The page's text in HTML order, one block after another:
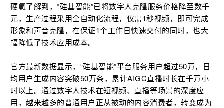
硬氪了解到，“硅基智能”已将数字人克隆服务价格降至数千
元，生产过程采用全自动化流程，仅需1秒视频，即可完成
形象和声音克隆，在保证1个工作日快速交付的同时，也大
幅降低了技术应用成本。
官方最新数据显示，“硅基智能”平台服务用户超过50万，日
均用户生成内容突破50万条，累计AIGC直播时长在千万小
时以上。通过数字人技术在短视频、直播等场景的深度应
用，越来越多的普通用户正从被动的内容消费者，转变成为